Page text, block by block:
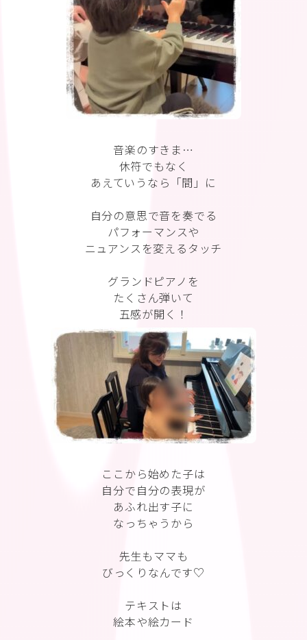
音楽のすきま…
休符でもなく
あえていうなら「間」に
自分の意思で音を奏でる
パフォーマンスや
ニュアンスを変えるタッチ
グランドピアノを
たくさん弾いて
五感が開く！
ここから始めた子は
自分で自分の表現が
あふれ出す子に
なっちゃうから
先生もママも
びっくりなんです♡
テキストは
絵本や絵カード